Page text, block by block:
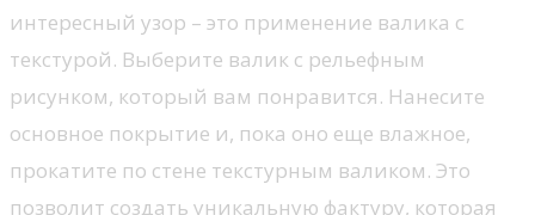
интересный узор – это применение валика с
текстурой. Выберите валик с рельефным
рисунком, который вам понравится. Нанесите
основное покрытие и, пока оно еще влажное,
прокатите по стене текстурным валиком. Это
позволит создать уникальную фактуру, которая